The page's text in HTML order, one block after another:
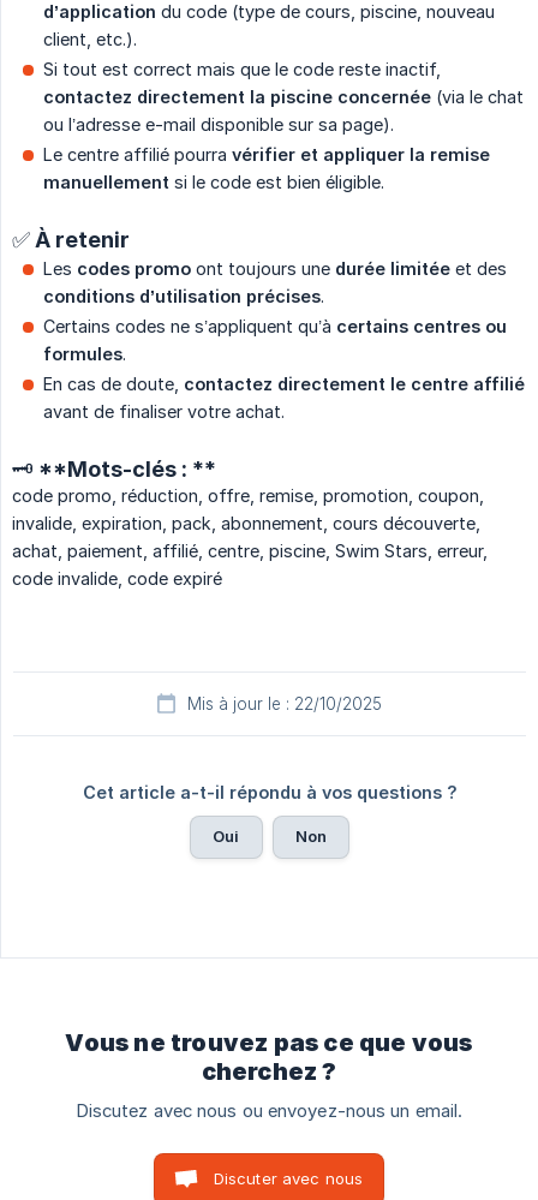
d’application du code (type de cours, piscine, nouveau
client, etc.).
Si tout est correct mais que le code reste inactif,
contactez directement la piscine concernée (via le chat
ou l’adresse e-mail disponible sur sa page).
Le centre affilié pourra vérifier et appliquer la remise
manuellement si le code est bien éligible.
✅ À retenir
Les codes promo ont toujours une durée limitée et des
conditions d’utilisation précises.
Certains codes ne s’appliquent qu’à certains centres ou
formules.
En cas de doute, contactez directement le centre affilié
avant de finaliser votre achat.
🗝️ **Mots-clés : **
code promo, réduction, offre, remise, promotion, coupon,
invalide, expiration, pack, abonnement, cours découverte,
achat, paiement, affilié, centre, piscine, Swim Stars, erreur,
code invalide, code expiré
Mis à jour le : 22/10/2025
Cet article a-t-il répondu à vos questions ?
Oui Non
Vous ne trouvez pas ce que vous
cherchez ?
Discutez avec nous ou envoyez-nous un email.
Discuter avec nous